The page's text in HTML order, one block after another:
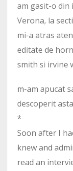
am gasit-o din
Verona, la
mi-a atras
editate de
smith si irvine
m-am apucat
descoperit
*
Soon after I
knew and
read an